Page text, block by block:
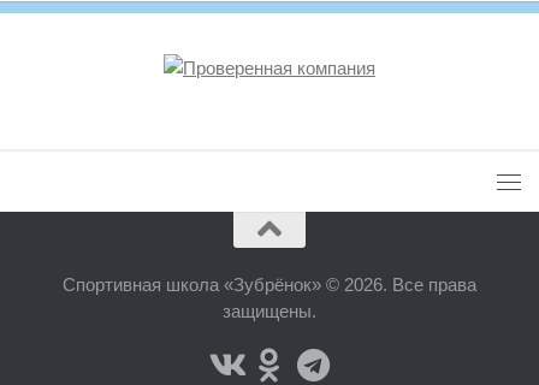
Спортивная школа «Зубрёнок» © 2026. Все права
защищены.